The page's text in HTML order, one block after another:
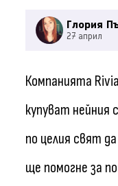
Глория
27 април
Компанията
купуват нейния
по целия свят
ще помогне за